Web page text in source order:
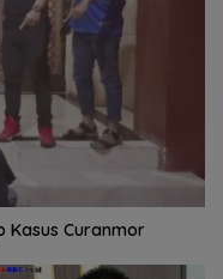
Kasus Curanmor